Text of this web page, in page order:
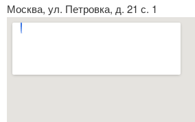
Москва, ул. Петровка, д. 21 с. 1